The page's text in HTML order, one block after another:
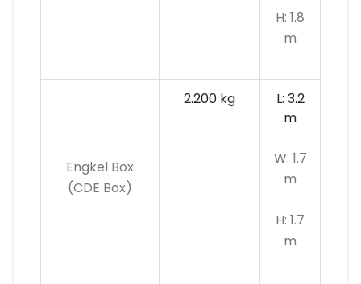
H: 1.8
m
Engkel Box
(CDE Box)
2.200 kg
L: 3.2
m
W: 1.7
m
H: 1.7
m